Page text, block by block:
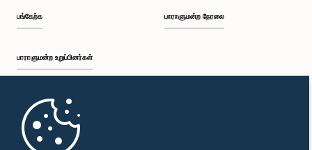
பங்கேற்க
பாராளுமன்ற உறுப்பினர்கள்
முதற்பக்கம்
பாராளுமன்ற நேரலை